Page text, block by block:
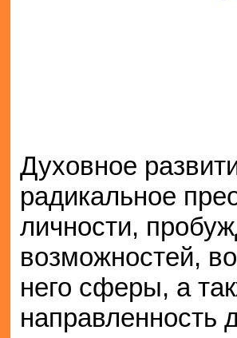
Духовное
радикальное
личности,
возможностей,
него сферы, а
направленность